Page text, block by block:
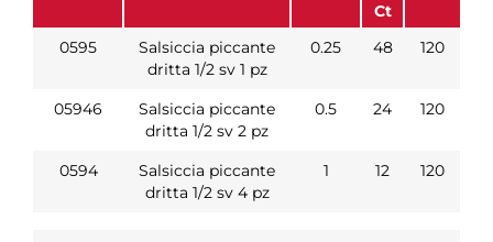
Ct
0595
Salsiccia piccante
dritta 1/2 sv 1 pz
0.25 48 120
05946
Salsiccia piccante
dritta 1/2 sv 2 pz
0.5 24 120
0594
Salsiccia piccante
dritta 1/2 sv 4 pz
1 12 120